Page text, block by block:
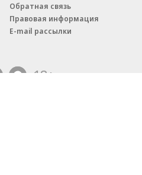
Обратная связь
Правовая информация
E-mail рассылки
18+